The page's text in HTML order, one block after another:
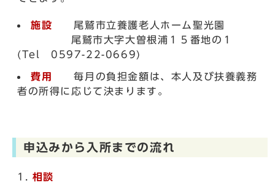
施設 尾鷲市立養護老人ホーム聖光園
尾鷲市大字大曽根浦１５番地の１
(Tel 0597-22-0669)
費用
毎月の負担金額は、本人及び扶養義務
者の所得に応じて決まります。
申込みから入所までの流れ
相談